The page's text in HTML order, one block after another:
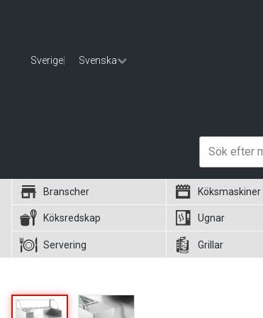
Sverige Svenska
Branscher Köksmaskiner
Köksredskap Ugnar
Servering Grillar